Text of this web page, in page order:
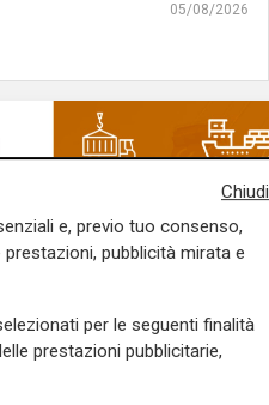
05/08/2026
Chiudi
e, previo tuo consenso,
pubblicità mirata e
per le seguenti finalità
prestazioni pubblicitarie,